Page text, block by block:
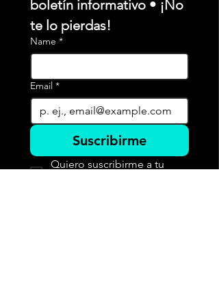
boletín informativo • ¡No
te lo pierdas!
Name *
Email *
Suscribirme
Quiero suscribirme a tu